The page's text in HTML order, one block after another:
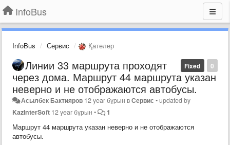
InfoBus
InfoBus Сервис Қателер
0
Fixed
Линии 33 маршрута проходят
через дома. Маршрут 44 маршрута указан
неверно и не отображаются автобусы.
Асылбек Бактияров 12 year бұрын вСервис •updated by
KazInterSoft 12 year бұрын • 1
Маршрут 44 маршрута указан неверно и не отображаются
автобусы.